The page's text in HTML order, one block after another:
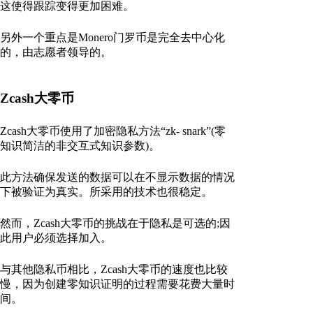
这使得跟踪变得更加困难。
另外一个重点是Monero门罗币是完全去中心化
的，由志愿者领导的。
Zcash大零币
Zcash大零币使用了加密隐私方法“zk- snark”(零
知识简洁的非交互式知识参数)。
此方法确保发送的数据可以在不显示数据的情况
下被验证为真实。所采用的技术也很稳定。
然而，Zcash大零币的挑战在于隐私是可选的;因
此用户必须选择加入。
与其他隐私币相比，Zcash大零币的速度也比较
慢，因为创建零知识证明的过程需要花费大量时
间。